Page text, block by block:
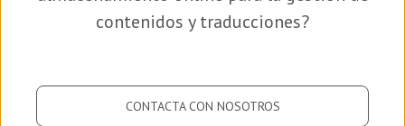
contenidos y traducciones?
CONTACTA CON NOSOTROS